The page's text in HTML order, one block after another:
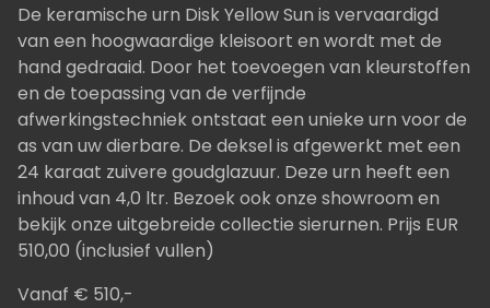
De keramische urn Disk Yellow Sun is vervaardigd
van een hoogwaardige kleisoort en wordt met de
hand gedraaid. Door het toevoegen van kleurstoffen
en de toepassing van de verfijnde
afwerkingstechniek ontstaat een unieke urn voor de
as van uw dierbare. De deksel is afgewerkt met een
24 karaat zuivere goudglazuur. Deze urn heeft een
inhoud van 4,0 ltr. Bezoek ook onze showroom en
bekijk onze uitgebreide collectie sierurnen. Prijs EUR
510,00 (inclusief vullen)
Vanaf € 510,-